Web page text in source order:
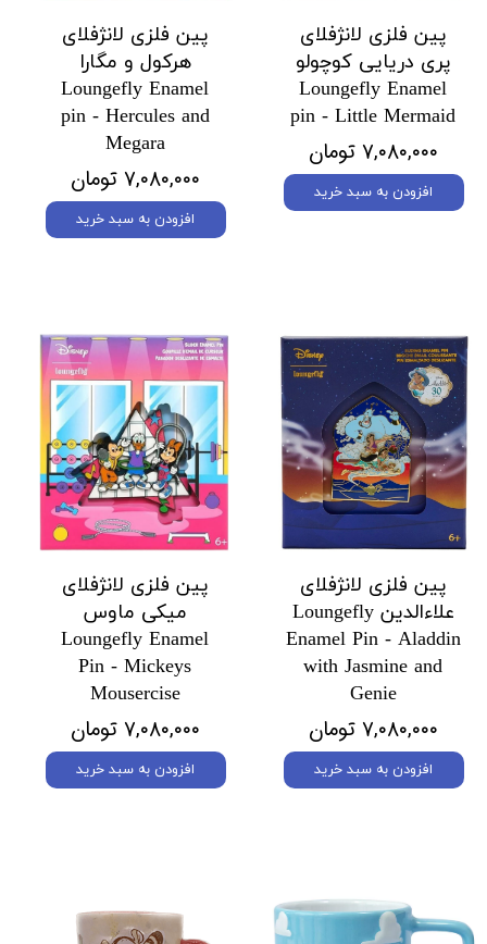
پین فلزی لانژفلای
پری دریایی کوچولو
Loungefly Enamel
pin - Little Mermaid
۷,۰۸۰,۰۰۰ تومان
افزودن به سبد خرید
پین فلزی لانژفلای
هرکول و مگارا
Loungefly Enamel
pin - Hercules and
Megara
۷,۰۸۰,۰۰۰ تومان
افزودن به سبد خرید
پین فلزی لانژفلای
علاءالدین Loungefly
Enamel Pin - Aladdin
with Jasmine and
Genie
۷,۰۸۰,۰۰۰ تومان
افزودن به سبد خرید
پین فلزی لانژفلای
میکی ماوس
Loungefly Enamel
Pin - Mickeys
Mousercise
۷,۰۸۰,۰۰۰ تومان
افزودن به سبد خرید